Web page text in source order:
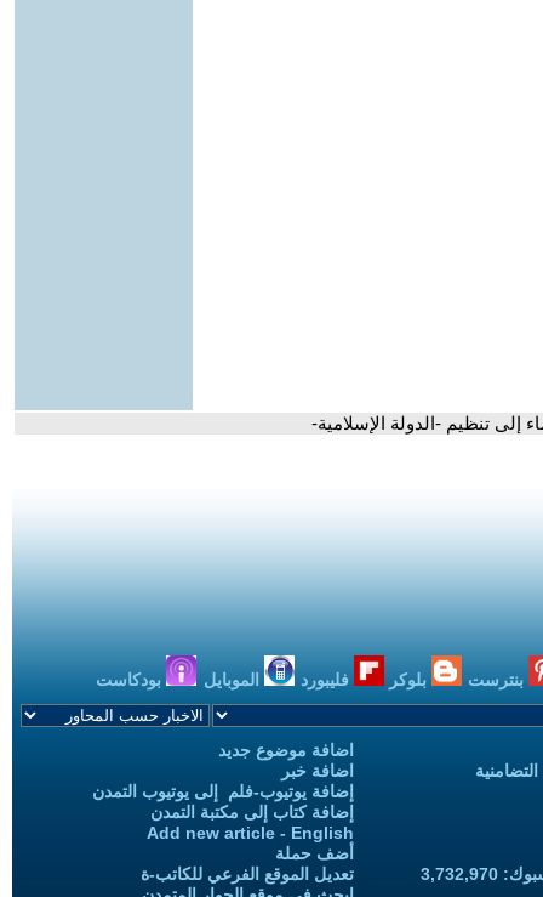
إلى تنظيم -الدولة الإسلامية-
بنترست بلوكر فليبورد الموبايل بودكاست
اضافة موضوع جديد
اضافة خبر
إضافة يوتيوب-فلم إلى يوتيوب التمدن
إضافة كتاب إلى مكتبة التمدن
Add new article - English
أضف حملة
تعديل الموقع الفرعي للكاتب-ة